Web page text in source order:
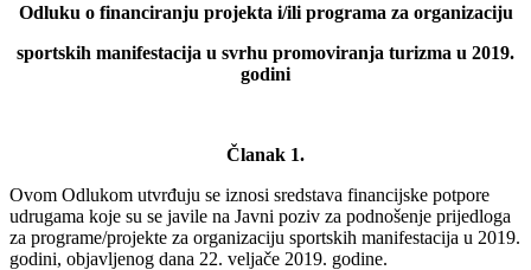
Odluku o financiranju projekta i/ili programa za organizaciju
sportskih manifestacija u svrhu promoviranja turizma u 2019.
godini
Članak 1.
Ovom Odlukom utvrđuju se iznosi sredstava financijske potpore
udrugama koje su se javile na Javni poziv za podnošenje prijedloga
za programe/projekte za organizaciju sportskih manifestacija u 2019.
godini, objavljenog dana 22. veljače 2019. godine.